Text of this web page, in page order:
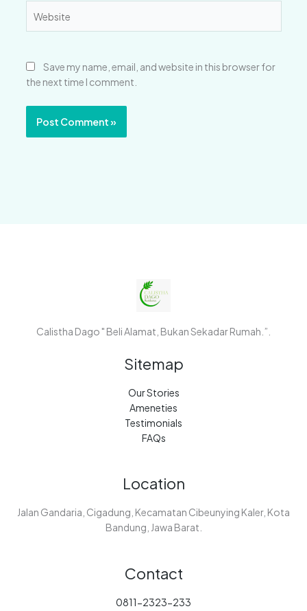
Save my name, email, and website in this browser for
the next time I comment.
Calistha Dago " Beli Alamat, Bukan Sekadar Rumah.”.
Sitemap
Our Stories
Ameneties
Testimonials
FAQs
Location
Jalan Gandaria, Cigadung, Kecamatan Cibeunying Kaler, Kota
Bandung, Jawa Barat.
Contact
0811-2323-233